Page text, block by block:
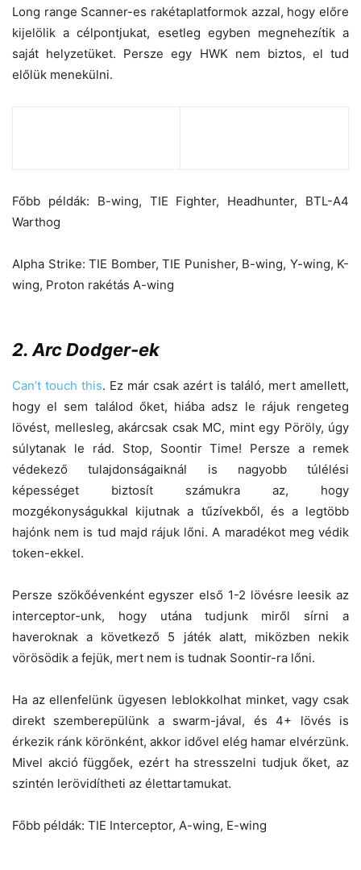
Long range Scanner-es rakétaplatformok azzal, hogy előre
kijelölik a célpontjukat, esetleg egyben megnehezítik a
saját helyzetüket. Persze egy HWK nem biztos, el tud
előlük menekülni.
Főbb példák: B-wing, TIE Fighter, Headhunter, BTL-A4
Warthog
Alpha Strike: TIE Bomber, TIE Punisher, B-wing, Y-wing, K-
wing, Proton rakétás A-wing
2. Arc Dodger-ek
Can’t touch this. Ez már csak azért is találó, mert amellett,
hogy el sem találod őket, hiába adsz le rájuk rengeteg
lövést, mellesleg, akárcsak csak MC, mint egy Pöröly, úgy
súlytanak le rád. Stop, Soontir Time! Persze a remek
védekező tulajdonságaiknál is nagyobb túlélési
képességet biztosít számukra az, hogy
mozgékonyságukkal kijutnak a tűzívekből, és a legtöbb
hajónk nem is tud majd rájuk lőni. A maradékot meg védik
token-ekkel.
Persze szökőévenként egyszer első 1-2 lövésre leesik az
interceptor-unk, hogy utána tudjunk miről sírni a
haveroknak a következő 5 játék alatt, miközben nekik
vörösödik a fejük, mert nem is tudnak Soontir-ra lőni.
Ha az ellenfelünk ügyesen leblokkolhat minket, vagy csak
direkt szemberepülünk a swarm-jával, és 4+ lövés is
érkezik ránk körönként, akkor idővel elég hamar elvérzünk.
Mivel akció függőek, ezért ha stresszelni tudjuk őket, az
szintén lerövidítheti az élettartamukat.
Főbb példák: TIE Interceptor, A-wing, E-wing